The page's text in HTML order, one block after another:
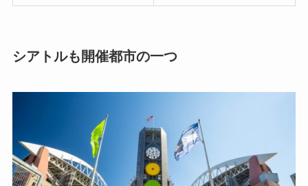
シアトルも開催都市の一つ